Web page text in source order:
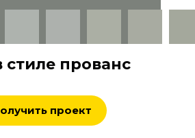
прованс
проект